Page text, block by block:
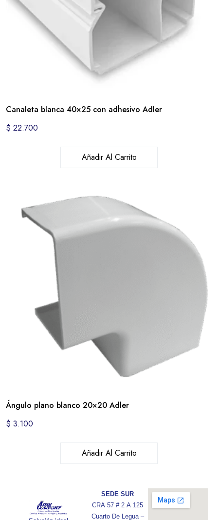
Canaleta blanca 40×25 con adhesivo Adler
$ 22.700
Añadir Al Carrito
Ángulo plano blanco 20×20 Adler
$ 3.100
Añadir Al Carrito
SEDE SUR
CRA 57 # 2 A 125
Cuarto De Legua –